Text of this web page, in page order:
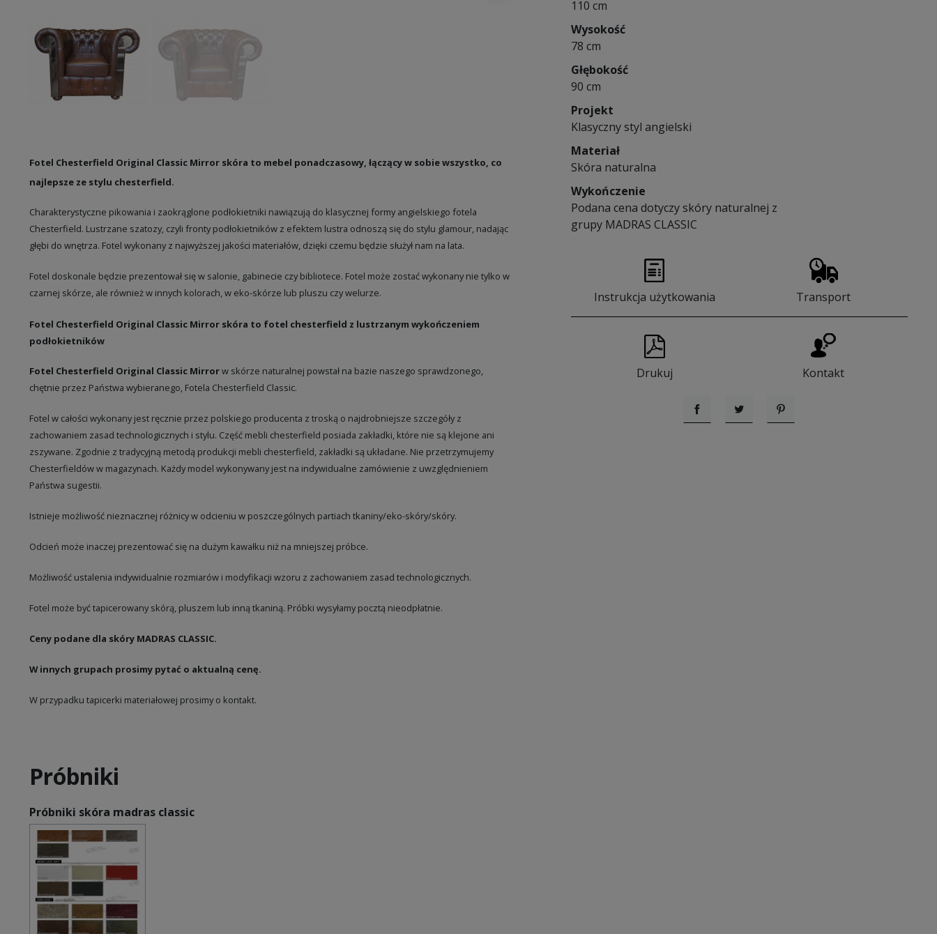
Fotel Chesterfield Original Classic Mirror skóra to mebel ponadczasowy, łączący w sobie wszystko, co
najlepsze ze stylu chesterfield.
Charakterystyczne pikowania i zaokrąglone podłokietniki nawiązują do klasycznej formy angielskiego fotela
Chesterfield. Lustrzane szatozy, czyli fronty podłokietników z efektem lustra odnoszą się do stylu glamour, nadając
głębi do wnętrza. Fotel wykonany z najwyższej jakości materiałów, dzięki czemu będzie służył nam na lata.
Fotel doskonale będzie prezentował się w salonie, gabinecie czy bibliotece. Fotel może zostać wykonany nie tylko w
czarnej skórze, ale również w innych kolorach, w eko-skórze lub pluszu czy welurze.
Fotel Chesterfield Original Classic Mirror skóra to fotel chesterfield z lustrzanym wykończeniem
podłokietników
Fotel Chesterfield Original Classic Mirrorw skórze naturalnej powstał na bazie naszego sprawdzonego,
chętnie przez Państwa wybieranego, Fotela Chesterfield Classic.
Fotel w całości wykonany jest ręcznie przez polskiego producenta z troską o najdrobniejsze szczegóły z
zachowaniem zasad technologicznych i stylu. Część mebli chesterfield posiada zakładki, które nie są klejone ani
zszywane. Zgodnie z tradycyjną metodą produkcji mebli chesterfield, zakładki są układane. Nie przetrzymujemy
Chesterfieldów w magazynach. Każdy model wykonywany jest na indywidualne zamówienie z uwzględnieniem
Państwa sugestii.
Istnieje możliwość nieznacznej różnicy w odcieniu w poszczególnych partiach tkaniny/eko-skóry/skóry.
Odcień może inaczej prezentować się na dużym kawałku niż na mniejszej próbce.
Możliwość ustalenia indywidualnie rozmiarów i modyfikacji wzoru z zachowaniem zasad technologicznych.
Fotel może być tapicerowany skórą, pluszem lub inną tkaniną. Próbki wysyłamy pocztą nieodpłatnie.
Ceny podane dla skóry MADRAS CLASSIC.
W innych grupach prosimy pytać o aktualną cenę.
W przypadku tapicerki materiałowej prosimy o kontakt.
110 cm
Wysokość
78 cm
Głębokość
90 cm
Projekt
Klasyczny styl angielski
Materiał
Skóra naturalna
Wykończenie
Podana cena dotyczy skóry naturalnej z
grupy MADRAS CLASSIC
Instrukcja użytkowania Transport
Drukuj Kontakt
UdostępnijTweetujPinterest
Próbniki
Próbniki skóra madras classic